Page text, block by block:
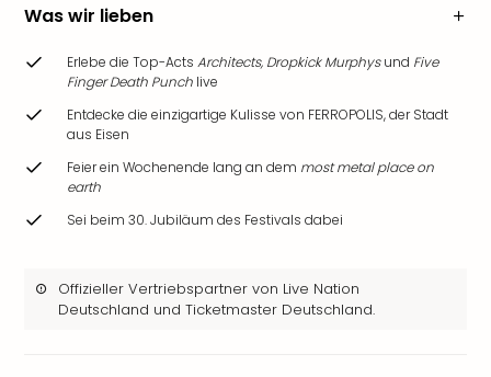
Was wir lieben
Erlebe die Top-Acts Architects, Dropkick Murphysund Five
Finger Death Punch live
Entdecke die einzigartige Kulisse von FERROPOLIS, der Stadt
aus Eisen
Feier ein Wochenende lang an dem most metal place on
earth
Sei beim 30. Jubiläum des Festivals dabei
Offizieller Vertriebspartner von Live Nation
Deutschland und Ticketmaster Deutschland.